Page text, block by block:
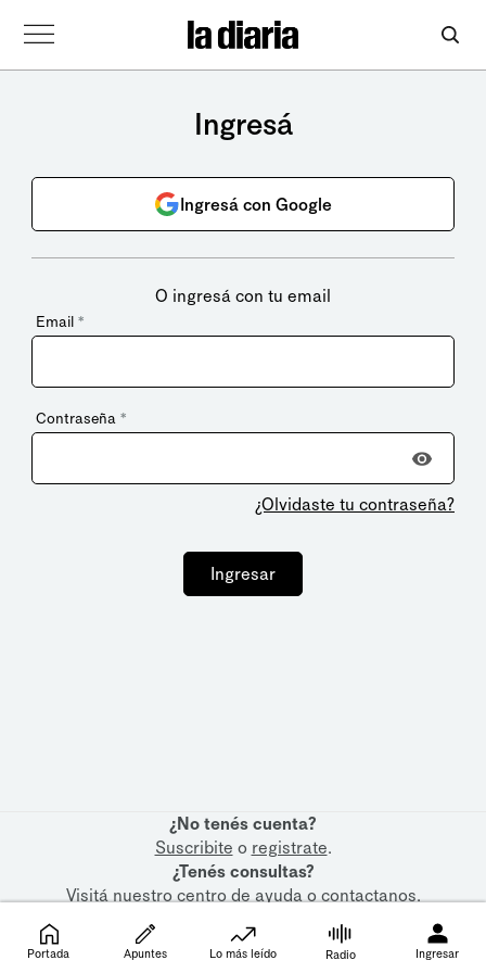
Ingresá
Ingresá con Google
O ingresá con tu email
Email *
Contraseña *
¿Olvidaste tu contraseña?
Ingresar
¿No tenés cuenta?
Suscribite o registrate.
¿Tenés consultas?
Visitá nuestrocentro de ayudaocontactanos.
Portada Apuntes Lo más leído Radio Ingresar